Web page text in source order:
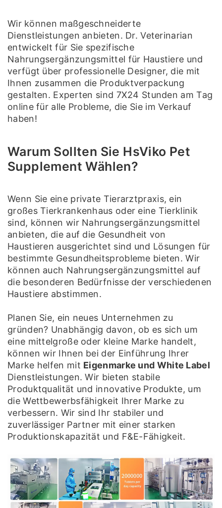
Wir können maßgeschneiderte
Dienstleistungen anbieten. Dr. Veterinarian
entwickelt für Sie spezifische
Nahrungsergänzungsmittel für Haustiere und
verfügt über professionelle Designer, die mit
Ihnen zusammen die Produktverpackung
gestalten. Experten sind 7X24 Stunden am Tag
online für alle Probleme, die Sie im Verkauf
haben!
Warum Sollten Sie HsViko Pet
Supplement Wählen?
Wenn Sie eine private Tierarztpraxis, ein
großes Tierkrankenhaus oder eine Tierklinik
sind, können wir Nahrungsergänzungsmittel
anbieten, die auf die Gesundheit von
Haustieren ausgerichtet sind und Lösungen für
bestimmte Gesundheitsprobleme bieten. Wir
können auch Nahrungsergänzungsmittel auf
die besonderen Bedürfnisse der verschiedenen
Haustiere abstimmen.
Planen Sie, ein neues Unternehmen zu
gründen? Unabhängig davon, ob es sich um
eine mittelgroße oder kleine Marke handelt,
können wir Ihnen bei der Einführung Ihrer
Marke helfen mit Eigenmarke und White Label
Dienstleistungen. Wir bieten stabile
Produktqualität und innovative Produkte, um
die Wettbewerbsfähigkeit Ihrer Marke zu
verbessern. Wir sind Ihr stabiler und
zuverlässiger Partner mit einer starken
Produktionskapazität und F&E-Fähigkeit.